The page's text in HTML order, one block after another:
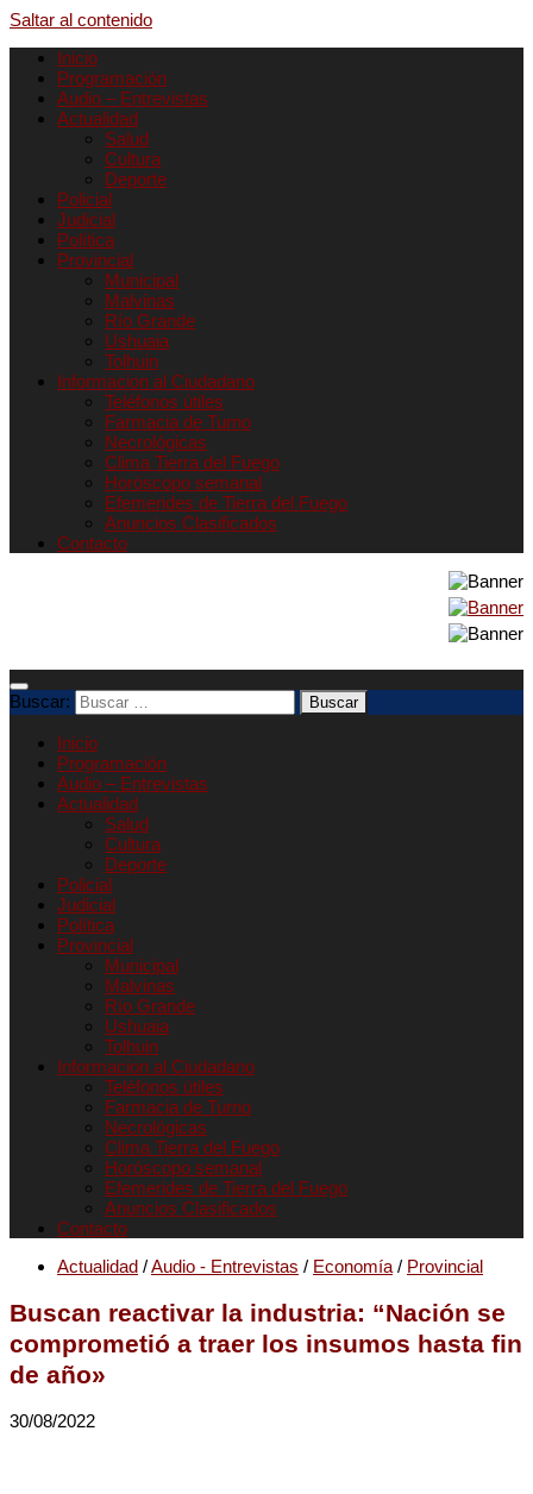
Saltar al contenido
Inicio
Programación
Audio – Entrevistas
Actualidad
Salud
Cultura
Deporte
Policial
Judicial
Política
Provincial
Municipal
Malvinas
Río Grande
Ushuaia
Tolhuin
Informacion al Ciudadano
Teléfonos útiles
Farmacia de Turno
Necrológicas
Clima Tierra del Fuego
Horóscopo semanal
Efemerides de Tierra del Fuego
Anuncios Clasificados
Contacto
Buscar:
Inicio
Programación
Audio – Entrevistas
Actualidad
Salud
Cultura
Deporte
Policial
Judicial
Política
Provincial
Municipal
Malvinas
Río Grande
Ushuaia
Tolhuin
Informacion al Ciudadano
Teléfonos útiles
Farmacia de Turno
Necrológicas
Clima Tierra del Fuego
Horóscopo semanal
Efemerides de Tierra del Fuego
Anuncios Clasificados
Contacto
Actualidad /Audio - Entrevistas / Economía / Provincial
Buscan reactivar la industria: “Nación se
comprometió a traer los insumos hasta fin
de año»
30/08/2022